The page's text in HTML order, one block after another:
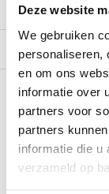
Deze website
We gebruiken
personaliseren,
en om ons
informatie over
partners voor
partners
informatie die u
verzameld op
Product tags
Heb je een
Stel je vraag in